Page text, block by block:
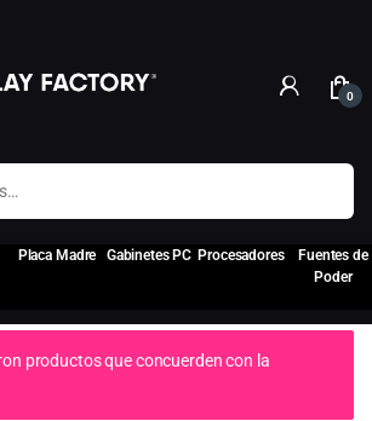
0
Placa Madre Gabinetes PC Procesadores
Fuentes de
Poder
productos que concuerden con la